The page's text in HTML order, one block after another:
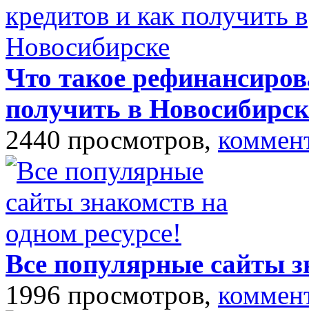
Что такое
получить в
2440 просмотров,
Все популярные сайты
1996 просмотров,